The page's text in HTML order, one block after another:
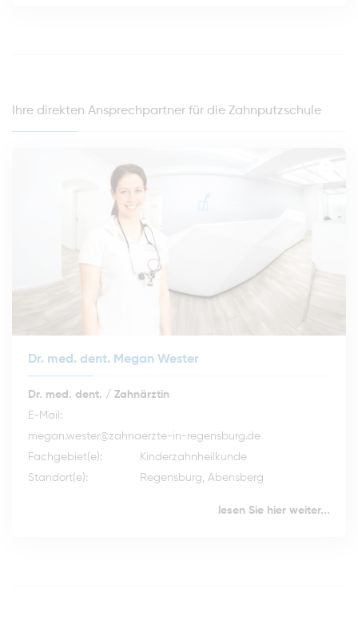
Ihre direkten Ansprechpartner für die Zahnputzschule
Dr. med. dent. Megan Wester
Dr. med. dent. / Zahnärztin
E-Mail:
megan.wester@zahnaerzte-in-regensburg.de
Fachgebiet(e):
Kinderzahnheilkunde
Standort(e):
Regensburg, Abensberg
lesen Sie hier weiter...